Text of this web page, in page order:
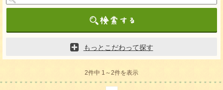
もっとこだわって探す
2件中 1～2件を表示